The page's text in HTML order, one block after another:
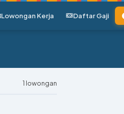
Lowongan Kerja Daftar Gaji
1 lowongan